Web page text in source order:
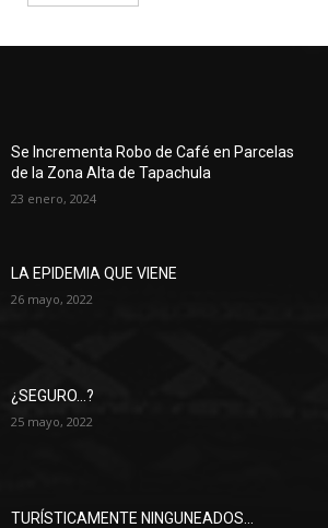
Se Incrementa Robo de Café en Parcelas
de la Zona Alta de Tapachula
23 enero, 2024
LA EPIDEMIA QUE VIENE
26 mayo, 2022
¿SEGURO…?
25 mayo, 2022
TURÍSTICAMENTE NINGUNEADOS…